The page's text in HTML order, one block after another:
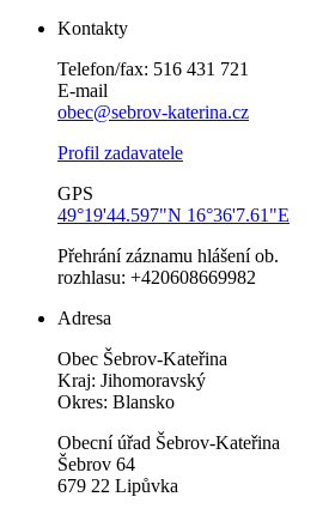
Kontakty
Telefon/fax: 516 431 721
E-mail
obec@sebrov-katerina.cz
Profil zadavatele
GPS
49°19'44.597"N 16°36'7.61"E
Přehrání záznamu hlášení ob.
rozhlasu: +420608669982
Adresa
Obec Šebrov-Kateřina
Kraj: Jihomoravský
Okres: Blansko
Obecní úřad Šebrov-Kateřina
Šebrov 64
679 22 Lipůvka